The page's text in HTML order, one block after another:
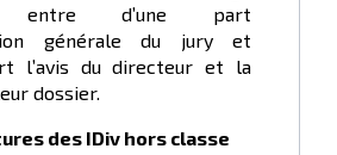
entre d’une part
générale du jury et
l’avis du directeur et la
dossier.
des IDiv hors classe